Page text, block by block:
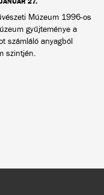
Múzeum 1996-os
gyűjteménye a
számláló anyagból
szintjén.